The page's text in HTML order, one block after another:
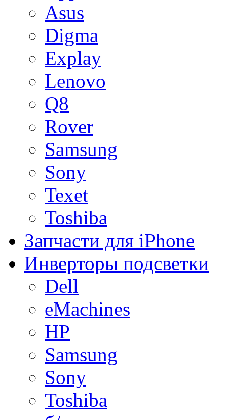
Asus
Digma
Explay
Lenovo
Q8
Rover
Samsung
Sony
Texet
Toshiba
Запчасти для iPhone
Инверторы подсветки
Dell
eMachines
HP
Samsung
Sony
Toshiba